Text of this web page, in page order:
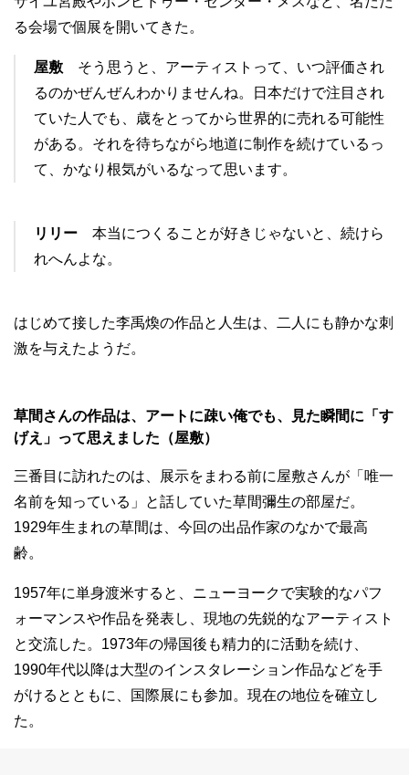
る会場で個展を開いてきた。
屋敷 そう思うと、アーティストって、いつ評価され
るのかぜんぜんわかりませんね。日本だけで注目され
ていた人でも、歳をとってから世界的に売れる可能性
がある。それを待ちながら地道に制作を続けているっ
て、かなり根気がいるなって思います。
リリー 本当につくることが好きじゃないと、続けら
れへんよな。
はじめて接した李禹煥の作品と人生は、二人にも静かな刺
激を与えたようだ。
草間さんの作品は、アートに疎い俺でも、見た瞬間に「す
げえ」って思えました（屋敷）
三番目に訪れたのは、展示をまわる前に屋敷さんが「唯一
名前を知っている」と話していた草間彌生の部屋だ。
1929年生まれの草間は、今回の出品作家のなかで最高
齢。
1957年に単身渡米すると、ニューヨークで実験的なパフ
ォーマンスや作品を発表し、現地の先鋭的なアーティスト
と交流した。1973年の帰国後も精力的に活動を続け、
1990年代以降は大型のインスタレーション作品などを手
がけるとともに、国際展にも参加。現在の地位を確立し
た。